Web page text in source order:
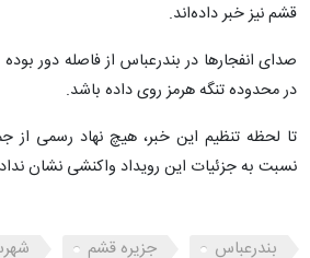
قشم نیز خبر داده‌اند.
صدای انفجارها در بندرعباس از فاصله دور
در محدوده تنگه هرمز روی داده باشد.
تا لحظه تنظیم این خبر، هیچ نهاد رسمی از
نسبت به جزئیات این رویداد واکنشی نشان
بندرعباس جزیره قشم